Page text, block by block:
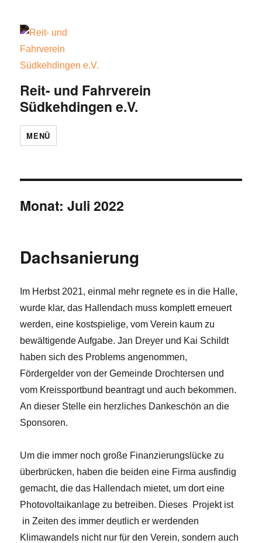
Reit- und Fahrverein
Südkehdingen e.V.
MENÜ
Monat:Juli 2022
Dachsanierung
Im Herbst 2021, einmal mehr regnete es in die Halle,
wurde klar, das Hallendach muss komplett erneuert
werden, eine kostspielige, vom Verein kaum zu
bewältigende Aufgabe. Jan Dreyer und Kai Schildt
haben sich des Problems angenommen,
Fördergelder von der Gemeinde Drochtersen und
vom Kreissportbund beantragt und auch bekommen.
An dieser Stelle ein herzliches Dankeschön an die
Sponsoren.
Um die immer noch große Finanzierungslücke zu
überbrücken, haben die beiden eine Firma ausfindig
gemacht, die das Hallendach mietet, um dort eine
Photovoltaikanlage zu betreiben. Dieses Projekt ist
in Zeiten des immer deutlich er werdenden
Klimawandels nicht nur für den Verein, sondern auch